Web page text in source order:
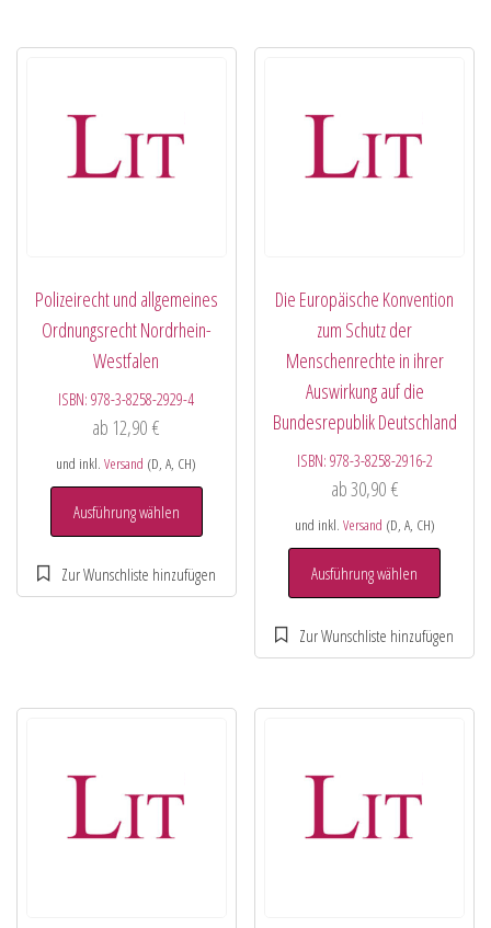
Polizeirecht und allgemeines
Ordnungsrecht Nordrhein-
Westfalen
ISBN:978-3-8258-2929-4
ab 12,90€
und inkl.Versand (D, A, CH)
Ausführung wählen
Die Europäische Konvention
zum Schutz der
Menschenrechte in ihrer
Auswirkung auf die
Bundesrepublik Deutschland
ISBN: 978-3-8258-2916-2
ab30,90 €
und inkl. Versand (D, A, CH)
Ausführung wählen